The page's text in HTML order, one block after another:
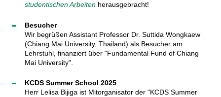
studentischen Arbeiten herausgebracht!
Besucher
Wir begrüßen Assistant Professor Dr. Suttida Wongkaew
(Chiang Mai University, Thailand) als Besucher am
Lehrstuhl, finanziert über "Fundamental Fund of Chiang
Mai University".
KCDS Summer School 2025
Herr Lelisa Bijiga ist Mitorganisator der "KCDS Summer